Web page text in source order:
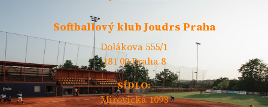
Softballový klub Joudrs Praha
Dolákova 555/1
181 00 Praha 8
SÍDLO:
Mirovická 1093